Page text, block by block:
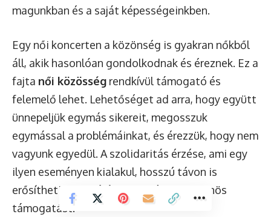
magunkban és a saját képességeinkben.
Egy női koncerten a közönség is gyakran nőkből
áll, akik hasonlóan gondolkodnak és éreznek. Ez a
fajta női közösség rendkívül támogató és
felemelő lehet. Lehetőséget ad arra, hogy együtt
ünnepeljük egymás sikereit, megosszuk
egymással a problémáinkat, és érezzük, hogy nem
vagyunk egyedül. A szolidaritás érzése, ami egy
ilyen eseményen kialakul, hosszú távon is
erősítheti a női hálózatokat és a kölcsönös
támogatást.